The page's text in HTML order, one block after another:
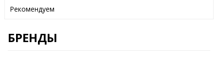
Рекомендуем
БРЕНДЫ